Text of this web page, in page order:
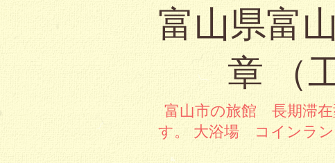
富山県富
章 （
富山市の旅館 長期滞在
す。 大浴場 コインラン